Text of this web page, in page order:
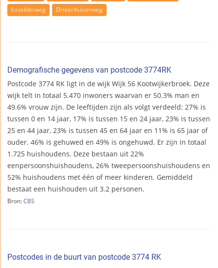
Esvelderweg
Drieënhuizerweg
Demografische gegevens van postcode 3774RK
Postcode 3774 RK ligt in de wijk Wijk 56 Kootwijkerbroek. Deze
wijk telt in totaal 5.470 inwoners waarvan er 50.3% man en
49.6% vrouw zijn. De leeftijden zijn als volgt verdeeld: 27% is
tussen 0 en 14 jaar, 17% is tussen 15 en 24 jaar, 23% is tussen
25 en 44 jaar, 23% is tussen 45 en 64 jaar en 11% is 65 jaar of
ouder. 46% is gehuwed en 49% is ongehuwd. Er zijn in totaal
1.725 huishoudens. Deze bestaan uit 22%
eenpersoonshuishoudens, 26% tweepersoonshuishoudens en
52% huishoudens met één of meer kinderen. Gemiddeld
bestaat een huishouden uit 3.2 personen.
Bron: CBS
Postcodes in de buurt van postcode 3774 RK